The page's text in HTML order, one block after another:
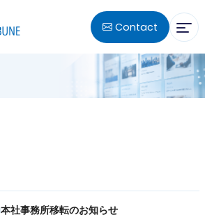
Contact
本社事務所移転のお知らせ